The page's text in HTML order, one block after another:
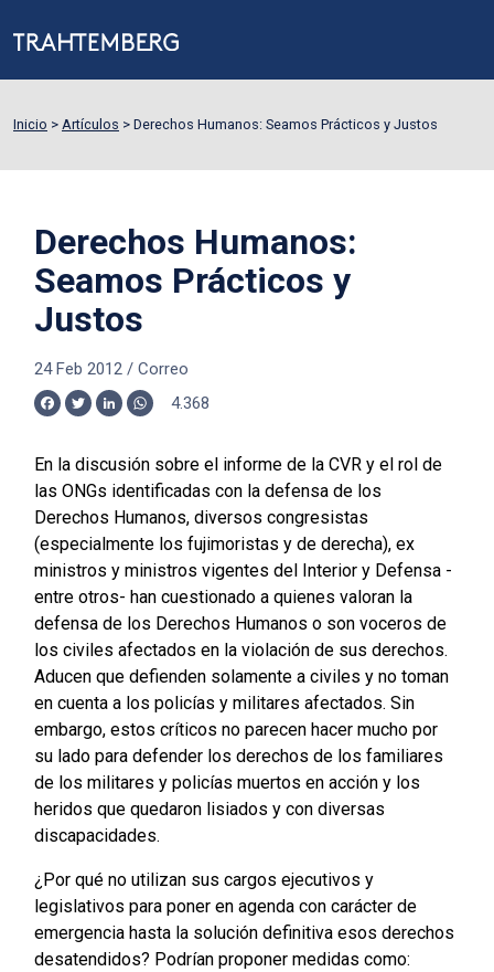
Inicio > Artículos > Derechos Humanos: Seamos Prácticos y Justos
Derechos Humanos:
Seamos Prácticos y
Justos
24 Feb 2012/ Correo
Facebook
TwitterLinkedInWhatsApp
4.368
En la discusión sobre el informe de la CVR y el rol de
las ONGs identificadas con la defensa de los
Derechos Humanos, diversos congresistas
(especialmente los fujimoristas y de derecha), ex
ministros y ministros vigentes del Interior y Defensa -
entre otros- han cuestionado a quienes valoran la
defensa de los Derechos Humanos o son voceros de
los civiles afectados en la violación de sus derechos.
Aducen que defienden solamente a civiles y no toman
en cuenta a los policías y militares afectados. Sin
embargo, estos críticos no parecen hacer mucho por
su lado para defender los derechos de los familiares
de los militares y policías muertos en acción y los
heridos que quedaron lisiados y con diversas
discapacidades.
¿Por qué no utilizan sus cargos ejecutivos y
legislativos para poner en agenda con carácter de
emergencia hasta la solución definitiva esos derechos
desatendidos? Podrían proponer medidas como: